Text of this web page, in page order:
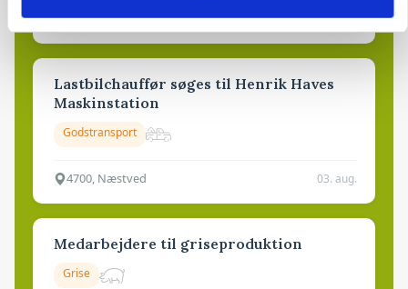
4690, Haslev NY 06. aug.
Lastbilchauffør søges til Henrik Haves
Maskinstation
Godstransport
4700, Næstved 03. aug.
Medarbejdere til griseproduktion
Grise